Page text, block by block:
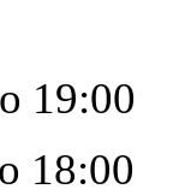
19:00
18:00